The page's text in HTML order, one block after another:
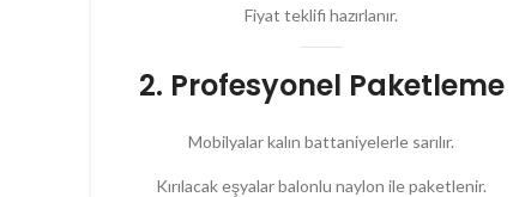
Fiyat teklifi hazırlanır.
2. Profesyonel Paketleme
Mobilyalar kalın battaniyelerle sarılır.
Kırılacak eşyalar balonlu naylon ile paketlenir.